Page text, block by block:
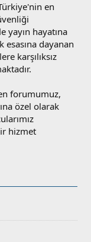
en
hayatına
dayanan
karşılıksız
forumumuz,
özel olarak
hizmet